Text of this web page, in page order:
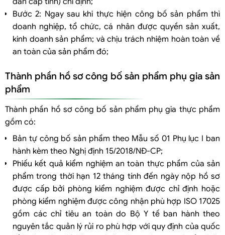
Bước 2: Ngay sau khi thực hiện công bố sản phẩm thì
doanh nghiệp, tổ chức, cá nhân được quyền sản xuất,
kinh doanh sản phẩm; và chịu trách nhiệm hoàn toàn về
an toàn của sản phẩm đó;
Thành phần hồ sơ công bố sản phẩm phụ gia sản
phẩm
Thành phần hồ sơ công bố sản phẩm phụ gia thực phẩm
gồm có:
Bản tự công bố sản phẩm theo Mẫu số 01 Phụ lục I ban
hành kèm theo Nghị định 15/2018/NĐ-CP;
Phiếu kết quả kiểm nghiệm an toàn thực phẩm của sản
phẩm trong thời hạn 12 tháng tính đến ngày nộp hồ sơ
được cấp bởi phòng kiểm nghiệm được chỉ định hoặc
phòng kiểm nghiệm được công nhận phù hợp ISO 17025
gồm các chỉ tiêu an toàn do Bộ Y tế ban hành theo
nguyên tắc quản lý rủi ro phù hợp với quy định của quốc